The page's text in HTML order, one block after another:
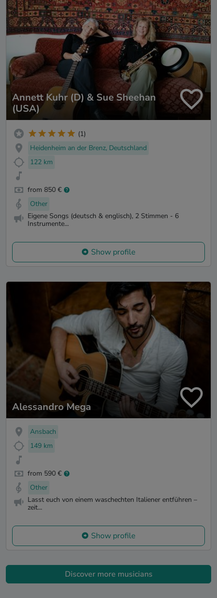
Annett Kuhr (D) & Sue Sheehan
(USA)
(1)
Heidenheim an der Brenz, Deutschland
122 km
from 850 €
Other
Eigene Songs (deutsch & englisch), 2 Stimmen - 6
Instrumente...
Show profile
Alessandro Mega
Ansbach
149 km
from 590 €
Other
Lasst euch von einem waschechten Italiener entführen –
zeit...
Show profile
Discover more musicians